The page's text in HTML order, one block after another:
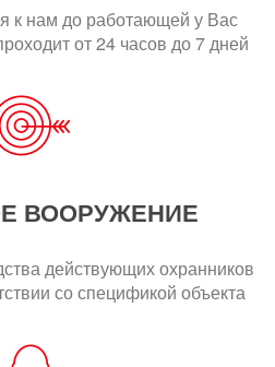
к нам до работающей у Вас
от 24 часов до 7 дней
ВООРУЖЕНИЕ
действующих охранников
со спецификой объекта